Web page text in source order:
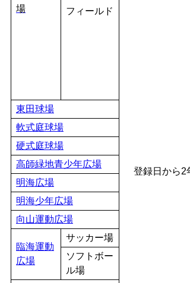
場
フィールド
登録日から2
東田球場
軟式庭球場
硬式庭球場
高師緑地青少年広場
明海広場
明海少年広場
向山運動広場
臨海運動
広場
サッカー場
ソフトボー
ル場